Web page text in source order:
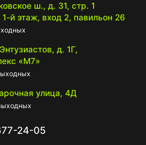
ш., д. 31, стр. 1
й этаж, вход 2, павильон 26
д. 1Г,
«М7»
улица, 4Д
24-05